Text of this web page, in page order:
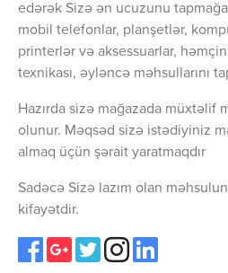
edərək Sizə ən ucuzunu
mobil telefonlar, planşetlər,
printerlər və aksessuarlar,
texnikası, əyləncə məhsullarını
Hazırda sizə mağazada müxtəlif
olunur. Məqsəd sizə istədiyiniz
almaq üçün şərait yaratmaqdır
Sadəcə Sizə lazım olan
kifayətdir.